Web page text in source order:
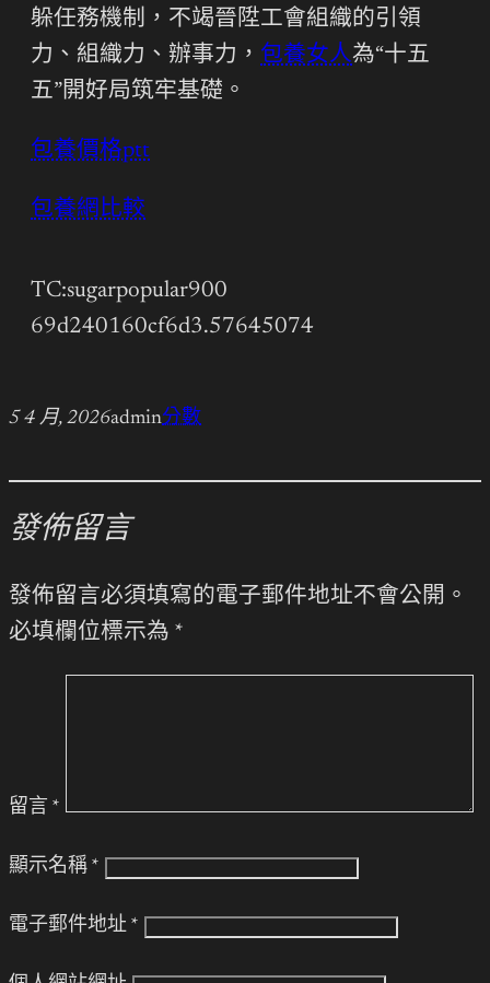
躲任務機制，不竭晉陞工會組織的引領
力、組織力、辦事力， 包養女人為“十五
五”開好局筑牢基礎。
包養價格ptt
包養網比較
TC:sugarpopular900
69d240160cf6d3.57645074
5 4 月, 2026admin分數
發佈留言
發佈留言必須填寫的電子郵件地址不會公開。
必填欄位標示為 *
留言 *
顯示名稱 *
電子郵件地址 *